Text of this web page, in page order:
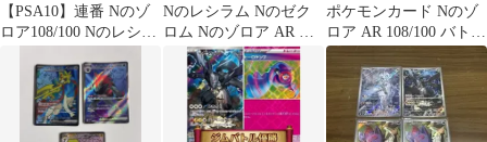
【PSA10】連番 Nのゾ
ロア108/100 Nのレシラ
Nのレシラム Nのゼク
ロム Nのゾロア AR ま
とめ売り
ポケモンカード Nのゾ
ロア AR 108/100 バトル
パートナーズ